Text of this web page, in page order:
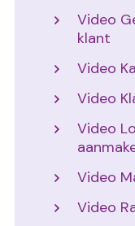
Video
klant
Video
Video
Video
Video
Video